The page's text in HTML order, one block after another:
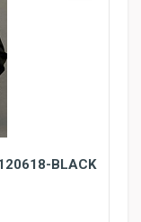
BLACK